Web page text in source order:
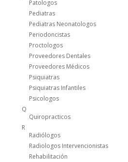
Patologos
Pediatras
Pediatras Neonatologos
Periodoncistas
Proctologos
Proveedores Dentales
Proveedores Médicos
Psiquiatras
Psiquiatras Infantiles
Psicologos
Q
Quiropracticos
R
Radiólogos
Radiologos Intervencionistas
Rehabilitación